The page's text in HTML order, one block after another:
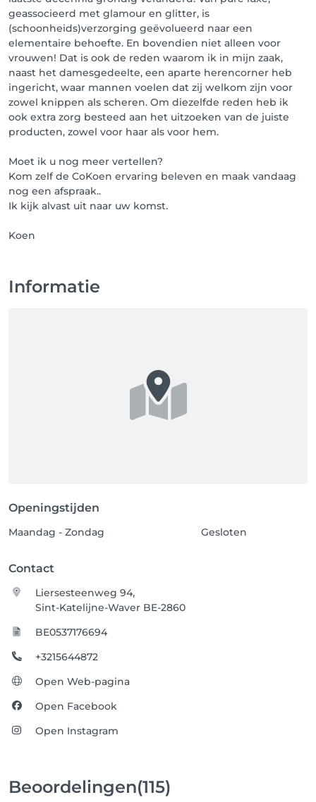
geassocieerd met glamour en glitter, is
(schoonheids)verzorging geëvolueerd naar een
elementaire behoefte. En bovendien niet alleen voor
vrouwen! Dat is ook de reden waarom ik in mijn zaak,
naast het damesgedeelte, een aparte herencorner heb
ingericht, waar mannen voelen dat zij welkom zijn voor
zowel knippen als scheren. Om diezelfde reden heb ik
ook extra zorg besteed aan het uitzoeken van de juiste
producten, zowel voor haar als voor hem.
Moet ik u nog meer vertellen?
Kom zelf de CoKoen ervaring beleven en maak vandaag
nog een afspraak..
Ik kijk alvast uit naar uw komst.
Koen
Informatie
Openingstijden
Maandag - Zondag Gesloten
Contact
Liersesteenweg 94,
Sint-Katelijne-Waver BE-2860
BE0537176694
+3215644872
Open Web-pagina
Open Facebook
Open Instagram
Beoordelingen(115)